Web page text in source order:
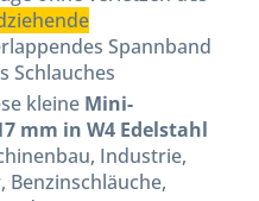
Spannband
Schlauches
kleine Mini-
mm in W4 Edelstahl
Industrie,
Benzinschläuche,